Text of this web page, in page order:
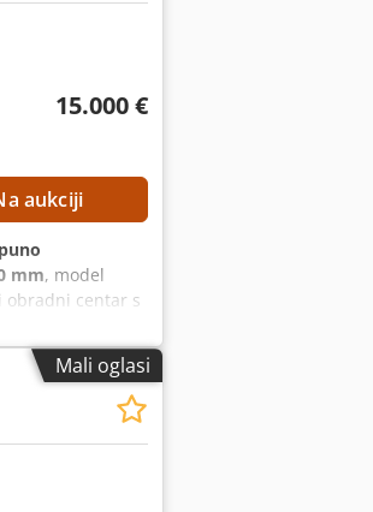
15.000 €
aukciji
mm, model
obradni centar s
osi Y: 700
novog
40 bara
Plus OPREMA
paleta
Mali oglasi